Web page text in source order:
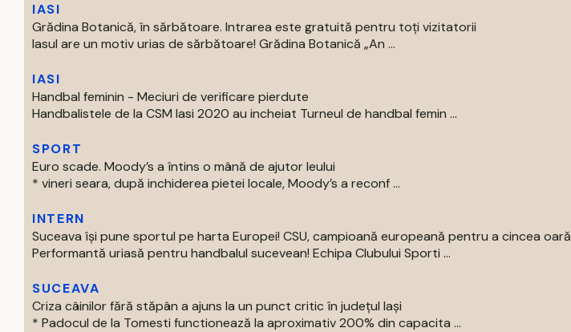
IASI
Grădina Botanică, în sărbătoare. Intrarea este gratuită pentru toți vizitatorii
Iasul are un motiv urias de sărbătoare! Grădina Botanică „An ...
IASI
Handbal feminin - Meciuri de verificare pierdute
Handbalistele de la CSM Iasi 2020 au incheiat Turneul de handbal femin ...
SPORT
Euro scade. Moody’s a întins o mână de ajutor leului
* vineri seara, după inchiderea pietei locale, Moody’s a reconf ...
INTERN
Suceava își pune sportul pe harta Europei! CSU, campioană europeană pentru a cincea oară
Performantă uriasă pentru handbalul sucevean! Echipa Clubului Sporti ...
SUCEAVA
Criza câinilor fără stăpân a ajuns la un punct critic în județul Iași
* Padocul de la Tomesti functionează la aproximativ 200% din capacita ...